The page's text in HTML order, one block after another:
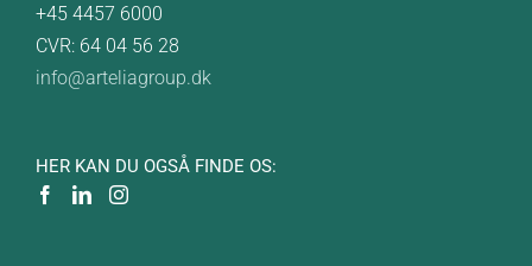
+45 4457 6000
CVR: 64 04 56 28
info@arteliagroup.dk
HER KAN DU OGSÅ FINDE OS: